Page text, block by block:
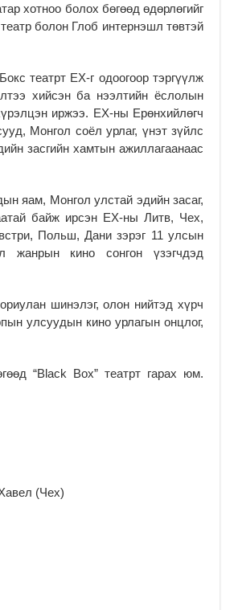
хотноо болох бөгөөд өдөрлөгийг
болон Глоб интернэшл төвтэй
театрт ЕХ-г одоогоор тэргүүлж
хийсэн ба нээлтийн ёслолын
иржээ. ЕХ-ны Ерөнхийлөгч
Монгол соёл урлаг, үнэт зүйлс
засгийн хамтын ажиллагаанаас
яам, Монгол улстай эдийн засаг,
байж ирсэн ЕХ-ны Литв, Чех,
Польш, Дани зэрэг 11 улсын
жанрын кино сонгон үзэгчдэд
шинэлэг, олон нийтэд хүрч
улсуудын кино урлагын онцлог,
“Black Box” театрт гарах юм.
(Чех)